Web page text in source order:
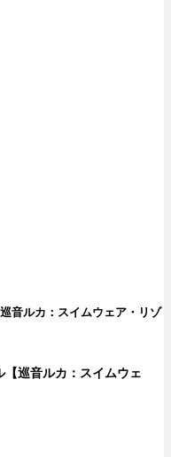
音ルカ：スイムウェア・リゾ
【巡音ルカ：スイムウェ